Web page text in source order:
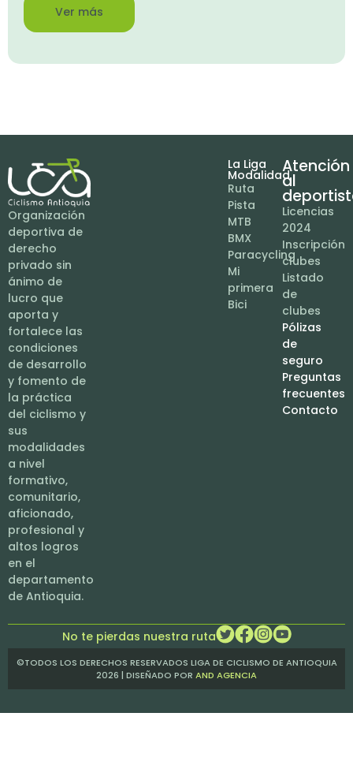
Ver más
Organización
deportiva de
derecho
privado sin
ánimo de
lucro que
aporta y
fortalece las
condiciones
de desarrollo
y fomento de
la práctica
del ciclismo y
sus
modalidades
a nivel
formativo,
comunitario,
aficionado,
profesional y
altos logros
en el
departamento
de Antioquia.
La Liga
Modalidad
Ruta
Pista
MTB
BMX
Paracycling
Mi
primera
Bici
Atención
al
Licencias
2024
Inscripción
clubes
Listado
de
clubes
Pólizas
de
seguro
Preguntas
frecuentes
Contacto
No te pierdas nuestra ruta
©TODOS LOS DERECHOS RESERVADOS LIGA DE CICLISMO DE ANTIOQUIA
2026 | DISEÑADO POR AND AGENCIA